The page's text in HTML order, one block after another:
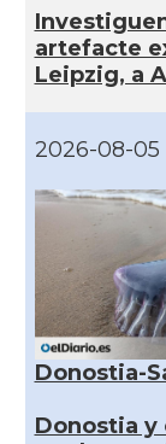
artefacte
Leipzig, a
2026-08-05
Donostia-
Donostia y